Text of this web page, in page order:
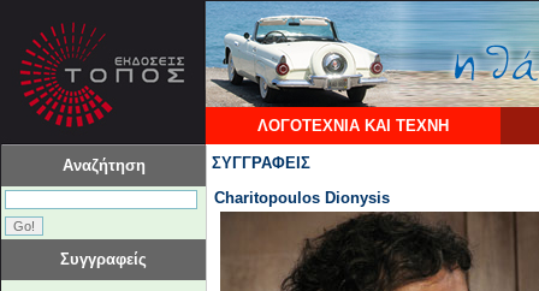
ΛΟΓΟΤΕΧΝΙΑ ΚΑΙ ΤΕΧΝΗ
Αναζήτηση
Συγγραφείς
ΣΥΓΓΡΑΦΕΙΣ
Charitopoulos Dionysis